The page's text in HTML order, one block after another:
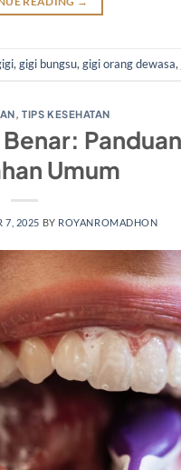
,gigi bungsu,gigi orang dewasa,
,TIPS KESEHATAN
Umum
7, 2025 BY ROYANROMADHON